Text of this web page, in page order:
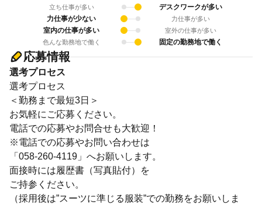
立ち仕事が多い
デスクワークが多い
力仕事が少ない
力仕事が多い
室内の仕事が多い
室外の仕事が多い
色んな勤務地で働く
固定の勤務地で働く
応募情報
選考プロセス
選考プロセス
＜勤務まで最短3日＞
お気軽にご応募ください。
電話での応募やお問合せも大歓迎！
※電話での応募やお問い合わせは
「058-260-4119」へお願いします。
面接時には履歴書（写真貼付）を
ご持参ください。
（採用後は”スーツに準じる服装”での勤務をお願いしま